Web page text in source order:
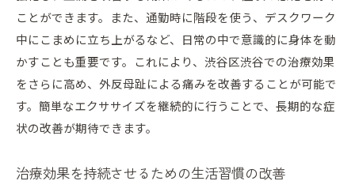
ことができます。また、通勤時に階段を使う、デスクワーク
中にこまめに立ち上がるなど、日常の中で意識的に身体を動
かすことも重要です。これにより、渋谷区渋谷での治療効果
をさらに高め、外反母趾による痛みを改善することが可能で
す。簡単なエクササイズを継続的に行うことで、長期的な症
状の改善が期待できます。
治療効果を持続させるための生活習慣の改善